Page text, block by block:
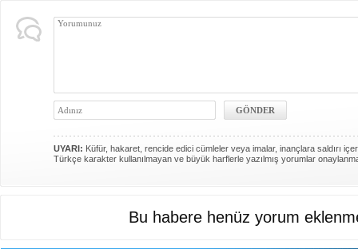
UYARI: Küfür, hakaret, rencide edici cümleler veya imalar, inançlara saldırı
Türkçe karakter kullanılmayan ve büyük harflerle yazılmış yorumlar
Bu habere henüz yorum